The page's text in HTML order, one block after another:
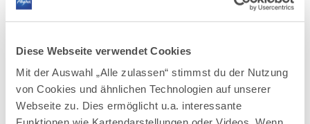
Diese Webseite verwendet Cookies
Mit der Auswahl „Alle zulassen“ stimmst du der Nutzung
von Cookies und ähnlichen Technologien auf unserer
Webseite zu. Dies ermöglicht u.a. interessante
Ähnliche
Veranstaltungen